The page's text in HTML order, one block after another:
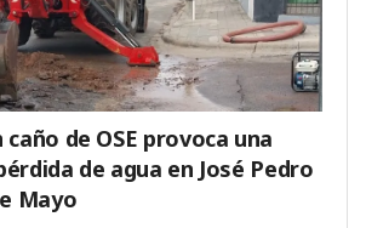
de OSE provoca una
de agua en José Pedro
Mayo